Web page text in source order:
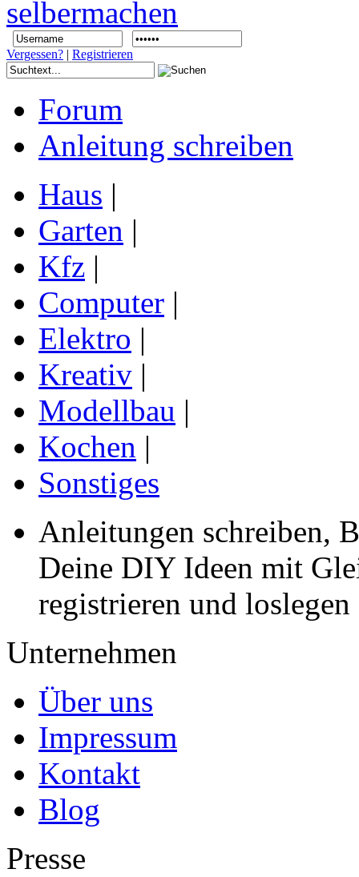
Vergessen? | Registrieren
Forum
Anleitung schreiben
Haus |
Garten |
Kfz |
Computer |
Elektro |
Kreativ |
Modellbau |
Kochen |
Sonstiges
Anleitungen schreiben,
Deine DIY Ideen mit
registrieren und loslegen
Unternehmen
Über uns
Impressum
Kontakt
Blog
Presse